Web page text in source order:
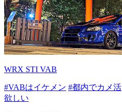
WRX STI VAB
#VABはイケメン #都内でカメ活
欲しい